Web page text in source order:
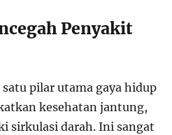
Penyakit
pilar utama gaya hidup
kesehatan jantung,
sirkulasi darah. Ini sangat